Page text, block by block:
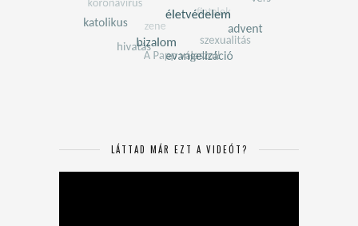
LÁTTAD MÁR EZT A VIDEÓT?